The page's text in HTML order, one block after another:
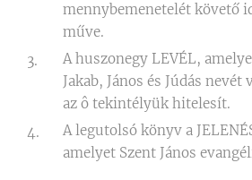
mennybemenetelét követő
műve.
A huszonegy LEVÉL,
Jakab, János és Júdás
az ô tekintélyük hitelesít.
A legutolsó könyv a
amelyet Szent János